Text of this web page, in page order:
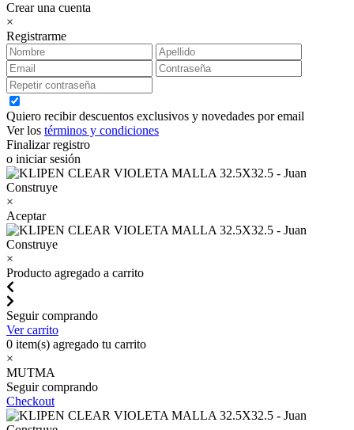
Crear una cuenta
×
Registrarme
Quiero recibir descuentos exclusivos y novedades por email
Ver los términos y condiciones
Finalizar registro
o iniciar sesión
×
Aceptar
×
Producto agregado a carrito
Seguir comprando
Ver carrito
0 item(s) agregado tu carrito
×
MUTMA
Seguir comprando
Checkout